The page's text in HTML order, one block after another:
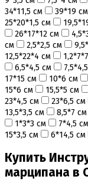
34*11,5 см
39*19 см
25*20*1,5 см
26*17*12 см
см
2,5*2,5 см
12,5*22*4 см
6,5*4,5 см
17*15 см
10*6 см
15*6 см
15,5*5 см
23*4,5 см
23*6,5 см
13,5*3,5 см
8,5*7 см
1*3*3 см
7*4,5 см
15*3,5 см
6*14,5 см
Купить
марципана в